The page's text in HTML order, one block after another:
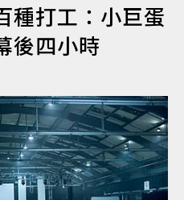
種打工：小巨蛋
後四小時